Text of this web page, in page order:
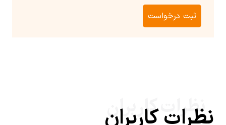
نظرات کاربران
نظرات کاربران